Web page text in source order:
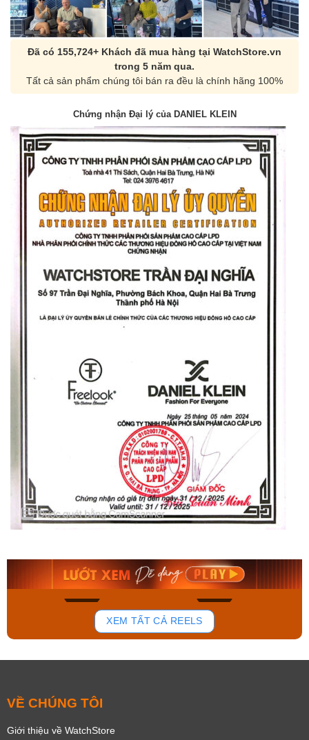
Đã có 155,724+ Khách đã mua hàng tại WatchStore.vn
trong 5 năm qua.
Tất cả sản phẩm chúng tôi bán ra đều là chính hãng 100%
Chứng nhận Đại lý của DANIEL KLEIN
136
Orient Nam RA-
Mua ngay
Casio Nam MTS-
Mua ngay
XEM TẤT CẢ REELS
VỀ CHÚNG TÔI
Giới thiệu về WatchStore